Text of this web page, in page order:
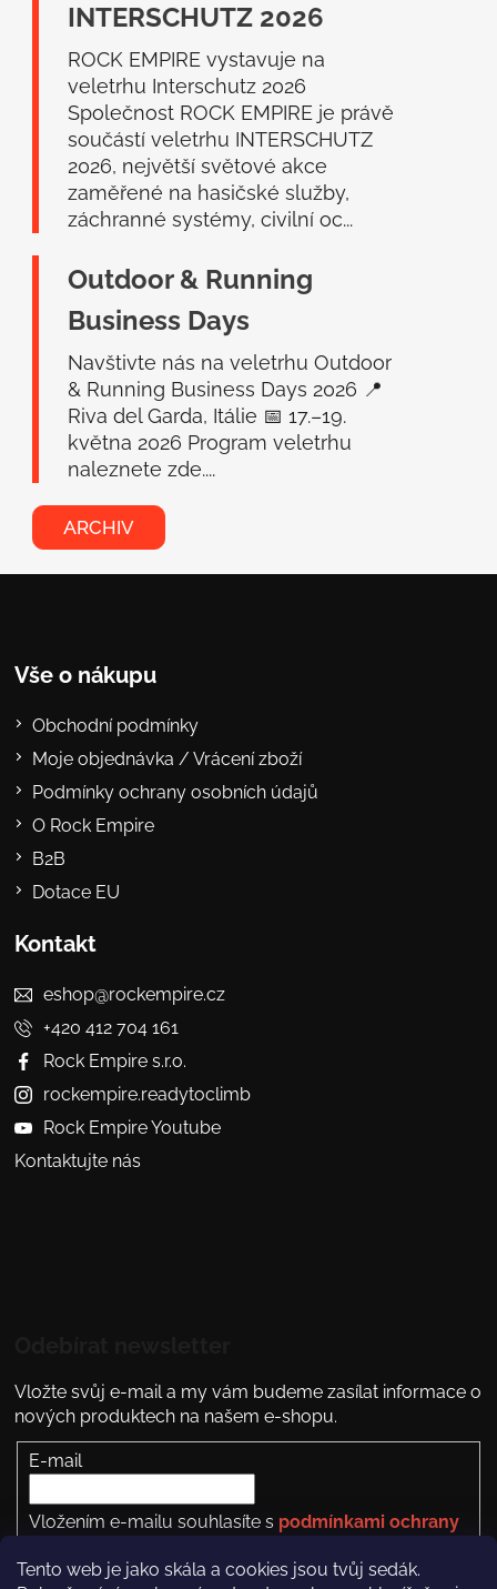
Tento web je jako skála a cookies jsou tvůj sedák.
INTERSCHUTZ 2026
ROCK EMPIRE vystavuje na
veletrhu Interschutz 2026
Společnost ROCK EMPIRE je právě
součástí veletrhu INTERSCHUTZ
2026, největší světové akce
zaměřené na hasičské služby,
záchranné systémy, civilní oc...
Outdoor & Running
Business Days
Navštivte nás na veletrhu Outdoor
& Running Business Days 2026 📍
Riva del Garda, Itálie 📅 17.–19.
května 2026 Program veletrhu
naleznete zde....
ARCHIV
Vše o nákupu
Obchodní podmínky
Moje objednávka / Vrácení zboží
Podmínky ochrany osobních údajů
O Rock Empire
B2B
Dotace EU
Kontakt
eshop@rockempire.cz
+420 412 704 161
Rock Empire s.r.o.
rockempire.readytoclimb
Rock Empire Youtube
Kontaktujte nás
Vložte svůj e-mail a my vám budeme zasílat informace o
nových produktech na našem e-shopu.
E-mail
Vložením e-mailu souhlasíte s podmínkami ochrany